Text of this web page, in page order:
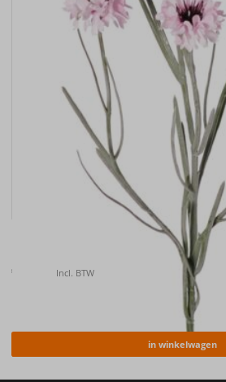
Kunstbloem Korenbloem
€ Incl. BTW
in winkelwagen